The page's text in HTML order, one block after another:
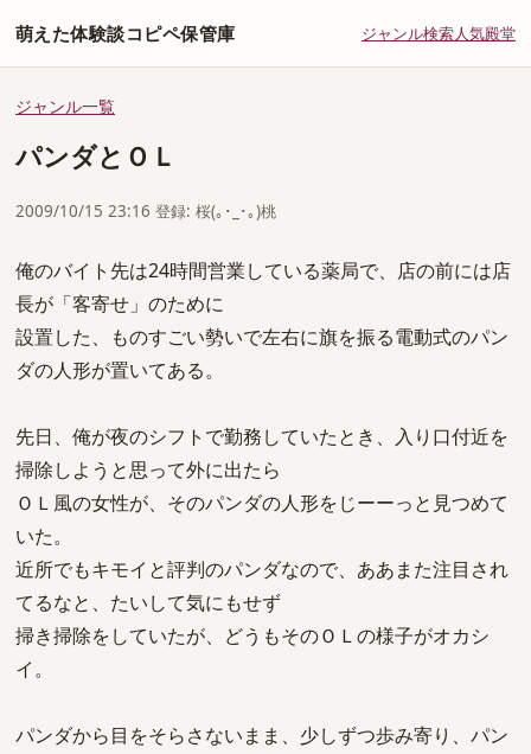
萌えた体験談コピペ保管庫 ジャンル検索人気殿堂
ジャンル一覧
パンダとＯＬ
2009/10/15 23:16 登録: 桜(｡･_･｡)桃
俺のバイト先は24時間営業している薬局で、店の前には店
長が「客寄せ」のために
設置した、ものすごい勢いで左右に旗を振る電動式のパン
ダの人形が置いてある。
先日、俺が夜のシフトで勤務していたとき、入り口付近を
掃除しようと思って外に出たら
ＯＬ風の女性が、そのパンダの人形をじーーっと見つめて
いた。
近所でもキモイと評判のパンダなので、ああまた注目され
てるなと、たいして気にもせず
掃き掃除をしていたが、どうもそのＯＬの様子がオカシ
イ。
パンダから目をそらさないまま、少しずつ歩み寄り、パン